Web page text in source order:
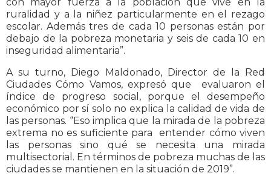
ruralidad y a la niñez particularmente en el rezago
escolar. Además tres de cada 10 personas están por
debajo de la pobreza monetaria y seis de cada 10 en
inseguridad alimentaria”.
A su turno, Diego Maldonado, Director de la Red
Ciudades Cómo Vamos, expresó que evaluaron el
índice de progreso social, porque el desempeño
económico por sí solo no explica la calidad de vida de
las personas. “Eso implica que la mirada de la pobreza
extrema no es suficiente para entender cómo viven
las personas sino qué se necesita una mirada
multisectorial. En términos de pobreza muchas de las
ciudades se mantienen en la situación de 2019”.